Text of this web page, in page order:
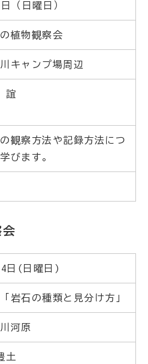
（日曜日）
植物観察会
キャンプ場周辺
誼
観察方法や記録方法につ
びます。
会
日(日曜日)
岩石の種類と見分け方」
河原
土